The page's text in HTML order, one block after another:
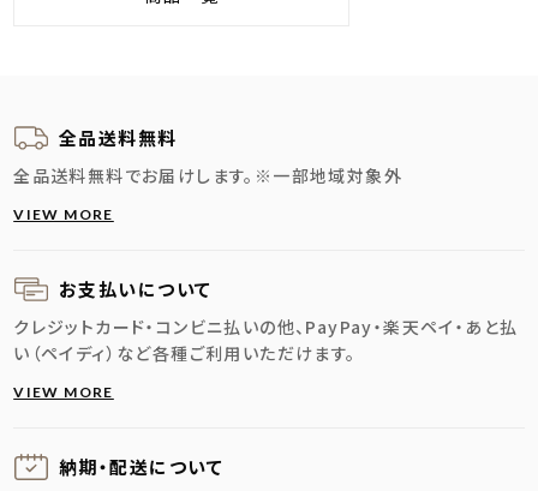
全品送料無料
全品送料無料でお届けします。 ※一部地域対象外
VIEW MORE
お支払いについて
クレジットカード・コンビニ払いの他、PayPay・楽天ペイ・あと払
い（ペイディ）など各種ご利用いただけます。
VIEW MORE
納期・配送に ついて